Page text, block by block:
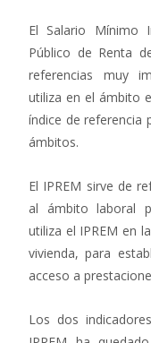
El Salario Mínimo
Público de Renta
referencias muy
utiliza en el ámbito
índice de referencia
ámbitos.
El IPREM sirve de
al ámbito laboral
utiliza el IPREM en
vivienda, para
acceso a
Los dos